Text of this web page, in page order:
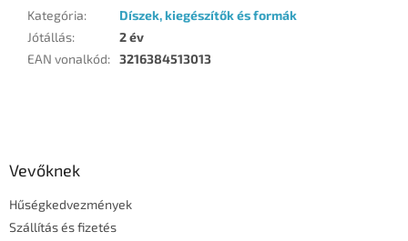
Kategória:
Díszek, kiegészítők és formák
Jótállás:
2 év
EAN vonalkód: 3216384513013
Vevőknek
Hűségkedvezmények
Szállítás és fizetés